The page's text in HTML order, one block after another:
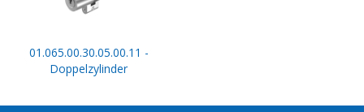
01.065.00.30.05.00.11 -
Doppelzylinder